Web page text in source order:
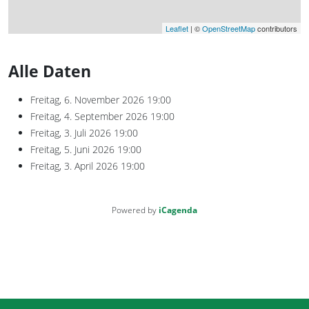
Leaflet | ©OpenStreetMapcontributors
Alle Daten
Freitag, 6. November 2026 19:00
Freitag, 4. September 2026 19:00
Freitag, 3. Juli 2026 19:00
Freitag, 5. Juni 2026 19:00
Freitag, 3. April 2026 19:00
Powered by iCagenda